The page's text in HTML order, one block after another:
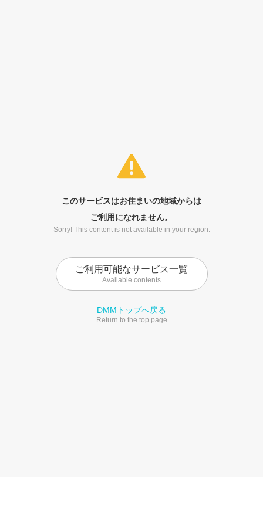
このサービスはお住まいの地域からは
ご利用になれません。
Sorry! This content is not available in your region.
ご利用可能なサービス一覧
Available contents
DMMトップへ戻る
Return to the top page